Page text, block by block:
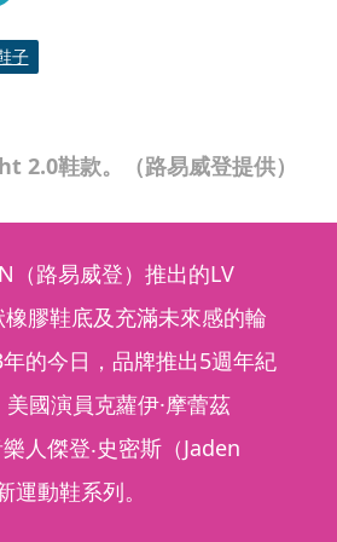
2.0鞋款。（路易威登提供）
子
（路易威登）推出的LV
膠鞋底及充滿未來感的輪
的今日，品牌推出5週年紀
國演員克蘿伊·摩蕾茲
人傑登‧史密斯（Jaden
動鞋系列。